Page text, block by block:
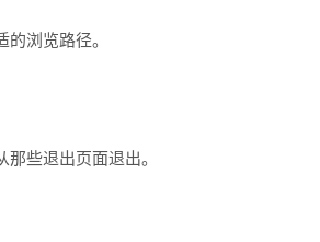
浏览路径。
些退出页面退出。